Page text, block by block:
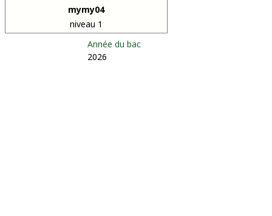
mymy04
niveau 1
Année du bac
2026